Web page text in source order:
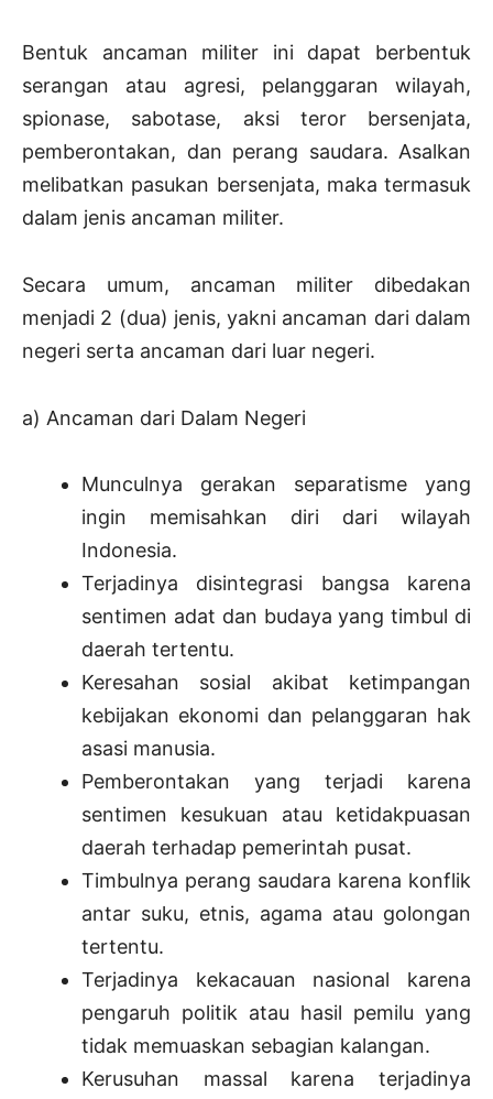
Bentuk ancaman militer ini dapat berbentuk
serangan atau agresi, pelanggaran wilayah,
spionase, sabotase, aksi teror bersenjata,
pemberontakan, dan perang saudara. Asalkan
melibatkan pasukan bersenjata, maka termasuk
dalam jenis ancaman militer.
Secara umum, ancaman militer dibedakan
menjadi 2 (dua) jenis, yakni ancaman dari dalam
negeri serta ancaman dari luar negeri.
a) Ancaman dari Dalam Negeri
Munculnya gerakan separatisme yang
ingin memisahkan diri dari wilayah
Indonesia.
Terjadinya disintegrasi bangsa karena
sentimen adat dan budaya yang timbul di
daerah tertentu.
Keresahan sosial akibat ketimpangan
kebijakan ekonomi dan pelanggaran hak
asasi manusia.
Pemberontakan yang terjadi karena
sentimen kesukuan atau ketidakpuasan
daerah terhadap pemerintah pusat.
Timbulnya perang saudara karena konflik
antar suku, etnis, agama atau golongan
tertentu.
Terjadinya kekacauan nasional karena
pengaruh politik atau hasil pemilu yang
tidak memuaskan sebagian kalangan.
Kerusuhan massal karena terjadinya